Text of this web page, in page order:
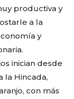
productiva y
a la
y
inician desde
la Hincada,
con más